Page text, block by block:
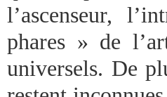
l’ascenseur,
phares » de
universels. De